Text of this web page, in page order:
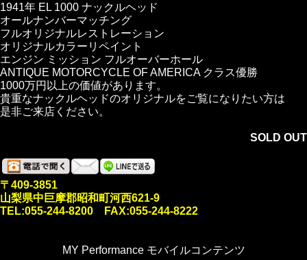
1941年 EL 1000 ナックルヘッド
オールナンバーマッチング
フルオリジナルレストレーション
オリジナルカラーリペイント
エンジン ミッション フルオーバーホール
ANTIQUE MOTORCYCLE OF AMERICA クラス優勝
1000万円以上の価値があります。
貴重なナックルヘッドのオリジナルをご覧になりたい方は
是非ご来店ください。
SOLD OUT
〒409-3851
山梨県中巨摩郡昭和町河西621-9
TEL:055-244-8200 FAX:055-244-8222
MY Performance モバイルコンテンツ